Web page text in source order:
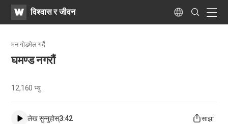
WATVविश्वास र जीवन Language
Search
Submit
मन गोडमेल गर्दै
घमण्ड नगरौं
12,160भ्यु
लेख सुन्नुहोस्3:42 साझा